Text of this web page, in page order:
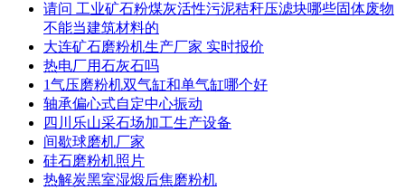
请问 工业矿石粉煤灰活性污泥秸秆压滤块哪些固体废物
不能当建筑材料的
大连矿石磨粉机生产厂家 实时报价
热电厂用石灰石吗
1气压磨粉机双气缸和单气缸哪个好
轴承偏心式自定中心振动
四川乐山采石场加工生产设备
间歇球磨机厂家
硅石磨粉机照片
热解炭黑室湿煅后焦磨粉机